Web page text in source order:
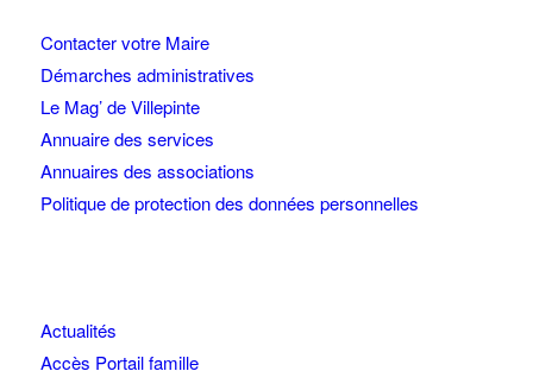
Contacter votre Maire
Démarches administratives
Le Mag’ de Villepinte
Annuaire des services
Annuaires des associations
Politique de protection des données personnelles
Actualités
Accès Portail famille